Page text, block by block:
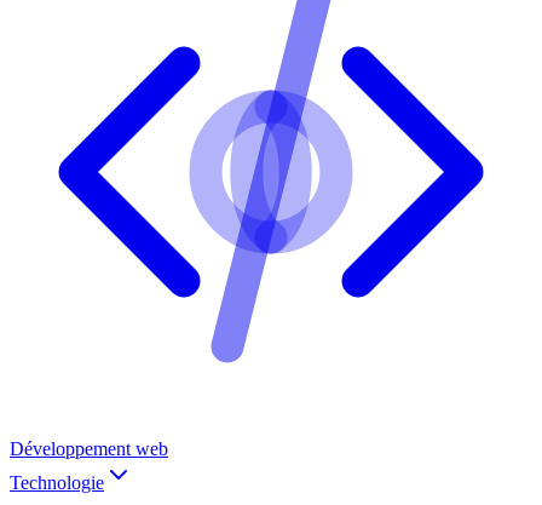
Développement web
Technologie